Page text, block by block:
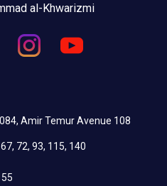
al-Khwarizmi
Amir Temur Avenue 108
72, 93, 115, 140